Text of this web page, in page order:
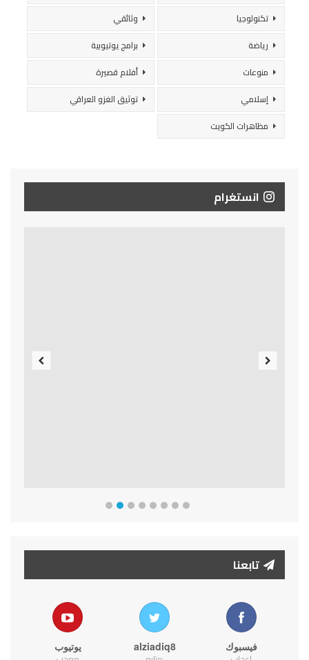
تكنولوجيا
وثائقي
رياضة
برامج يوتيوبية
منوعات
أفلام قصيرة
إسلامي
توثيق الغزو العراقي
مظاهرات الكويت
انستغرام
تابعنا
فيسبوك alziadiq8 يوتيوب